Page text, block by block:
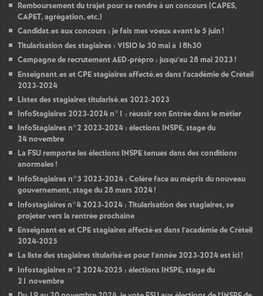
Remboursement du trajet pour se rendre à un concours (CAPES,
CAPET, agrégation, etc.)
Candidat.es aux concours : je fais mes voeux avant le 5 juin !
Titularisation des stagiaires : VISIOle 30 mai à 18h30
Campagne de recrutementAED-prépro : jusqu’au 28 mai 2023 !
Enseignant.es etCPEstagiaires affecté.es dans l’académie de Créteil
2023-2024
Listes des stagiaires titularisé.es 2022-2023
InfoStagiaires 2023-2024 n°1 : réussir son Entrée dans le métier
InfoStagiaires n°2 2023-2024 : élections INSPE, stage du
24 novembre
LaFSUremporte les élections INSPEtenues dans des conditions
anormales !
InfoStagiaires n°3 2023-2024 : Colère face au mépris du nouveau
gouvernement, stage du 28 mars 2024!
Infostagiaires n°4 2023-2024 : Titularisation des stagiaires, se
projeter vers la rentrée prochaine
Enseignant·es etCPEstagiaires affecté·es dans l’académie de Créteil
2024-2025
La liste des stagiaires titularisé·es pour l’année 2023-2024 est ici!
Infostagiaires n°2 2024-2025 : élections INSPE, stage du
21 novembre